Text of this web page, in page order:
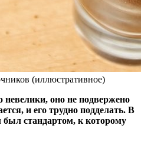
(иллюстративное)
невелики, оно не подвержено
и его трудно подделать. В
был стандартом, к которому